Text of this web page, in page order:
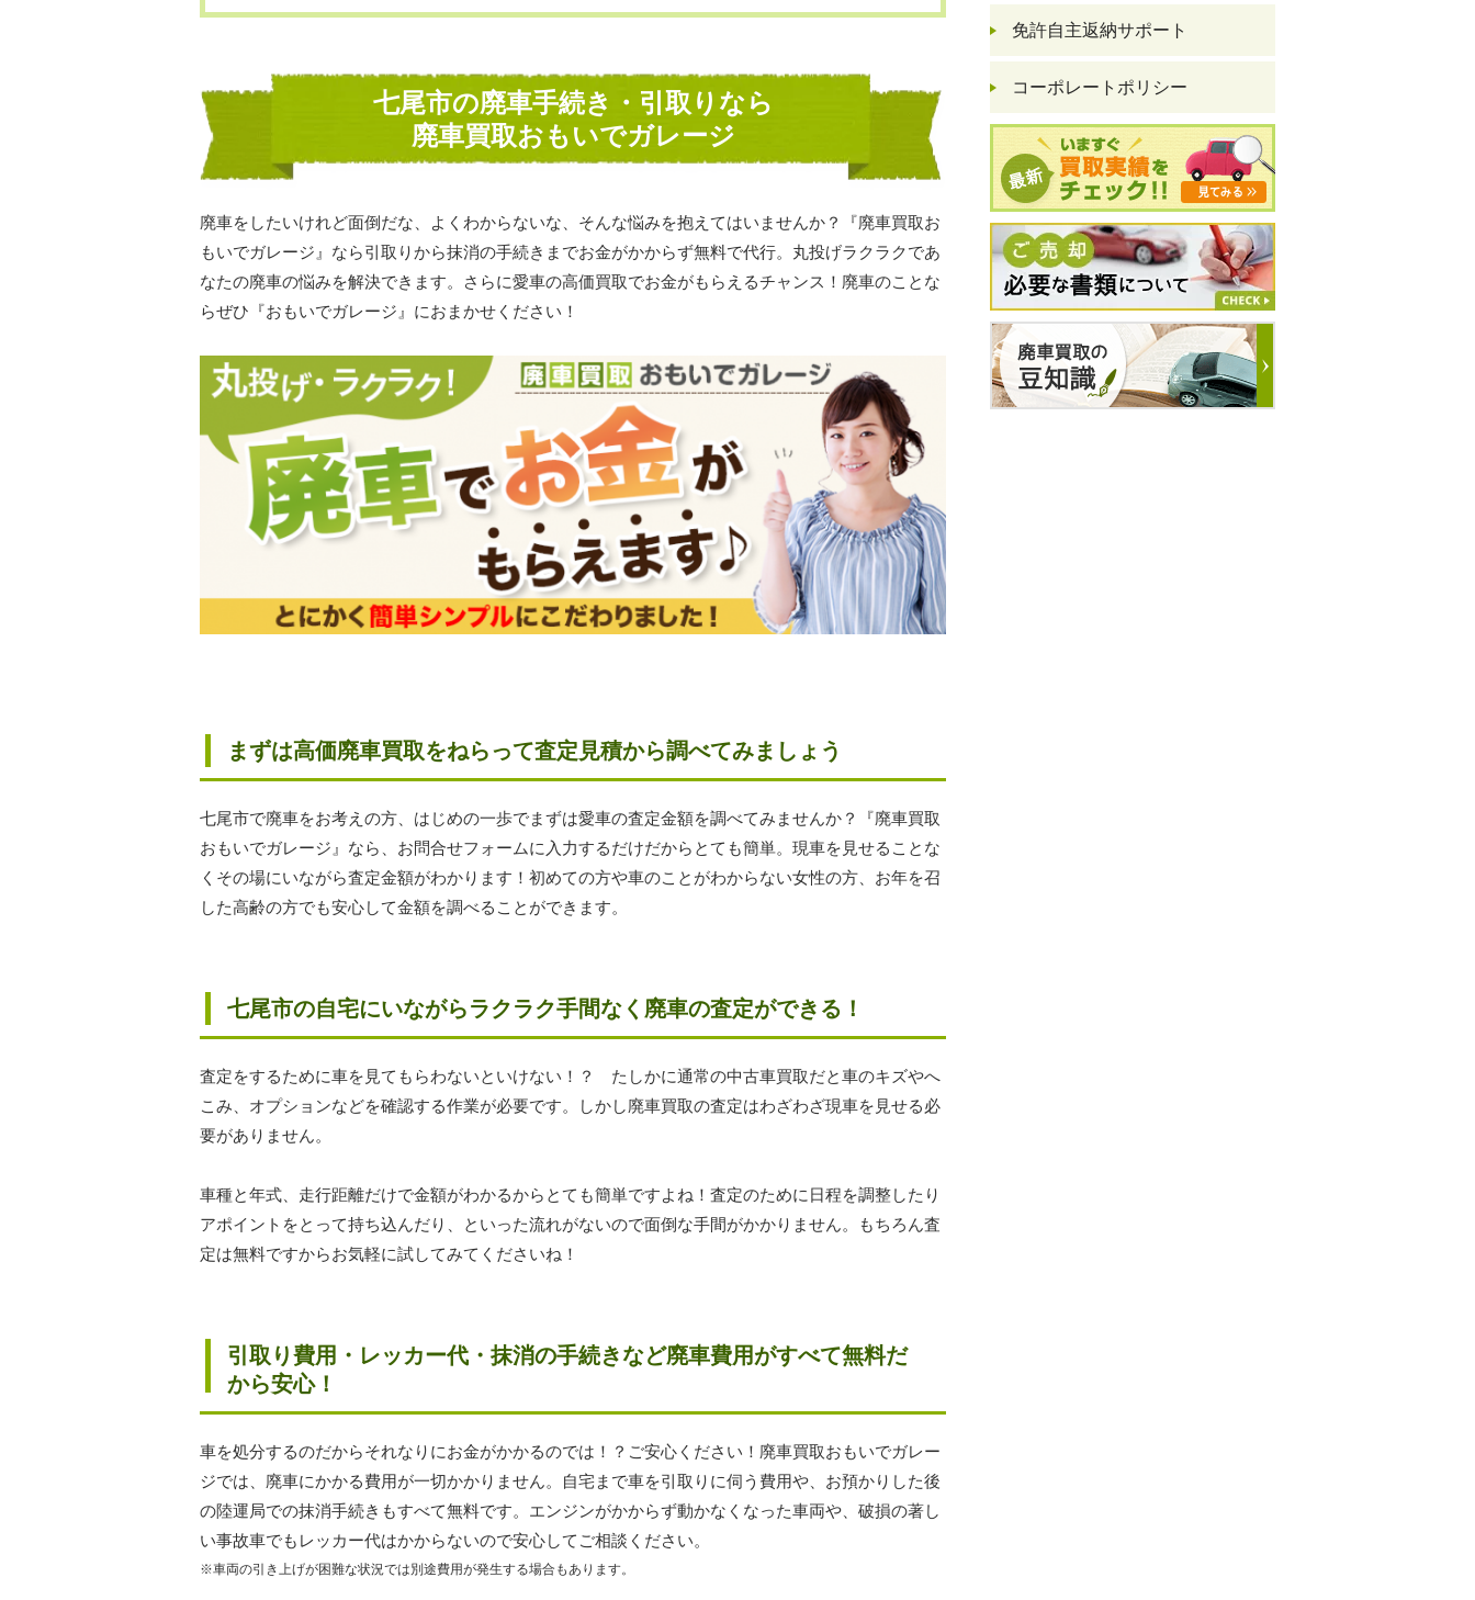
七尾市の廃車手続き・引取りなら
廃車買取おもいでガレージ
廃車をしたいけれど面倒だな、よくわからないな、そんな悩みを抱えてはいませんか？『廃車買取お
もいでガレージ』なら引取りから抹消の手続きまでお金がかからず無料で代行。丸投げラクラクであ
なたの廃車の悩みを解決できます。さらに愛車の高価買取でお金がもらえるチャンス！廃車のことな
らぜひ『おもいでガレージ』におまかせください！
まずは高価廃車買取をねらって査定見積から調べてみましょう
七尾市で廃車をお考えの方、はじめの一歩でまずは愛車の査定金額を調べてみませんか？『廃車買取
おもいでガレージ』なら、お問合せフォームに入力するだけだからとても簡単。現車を見せることな
くその場にいながら査定金額がわかります！初めての方や車のことがわからない女性の方、お年を召
した高齢の方でも安心して金額を調べることができます。
七尾市の自宅にいながらラクラク手間なく廃車の査定ができる！
査定をするために車を見てもらわないといけない！？ たしかに通常の中古車買取だと車のキズやへ
こみ、オプションなどを確認する作業が必要です。しかし廃車買取の査定はわざわざ現車を見せる必
要がありません。
車種と年式、走行距離だけで金額がわかるからとても簡単ですよね！査定のために日程を調整したり
アポイントをとって持ち込んだり、といった流れがないので面倒な手間がかかりません。もちろん査
定は無料ですからお気軽に試してみてくださいね！
引取り費用・レッカー代・抹消の手続きなど廃車費用がすべて無料だ
から安心！
車を処分するのだからそれなりにお金がかかるのでは！？ご安心ください！廃車買取おもいでガレー
ジでは、廃車にかかる費用が一切かかりません。自宅まで車を引取りに伺う費用や、お預かりした後
の陸運局での抹消手続きもすべて無料です。エンジンがかからず動かなくなった車両や、破損の著し
い事故車でもレッカー代はかからないので安心してご相談ください。
※車両の引き上げが困難な状況では別途費用が発生する場合もあります。
免許自主返納サポート
コーポレートポリシー